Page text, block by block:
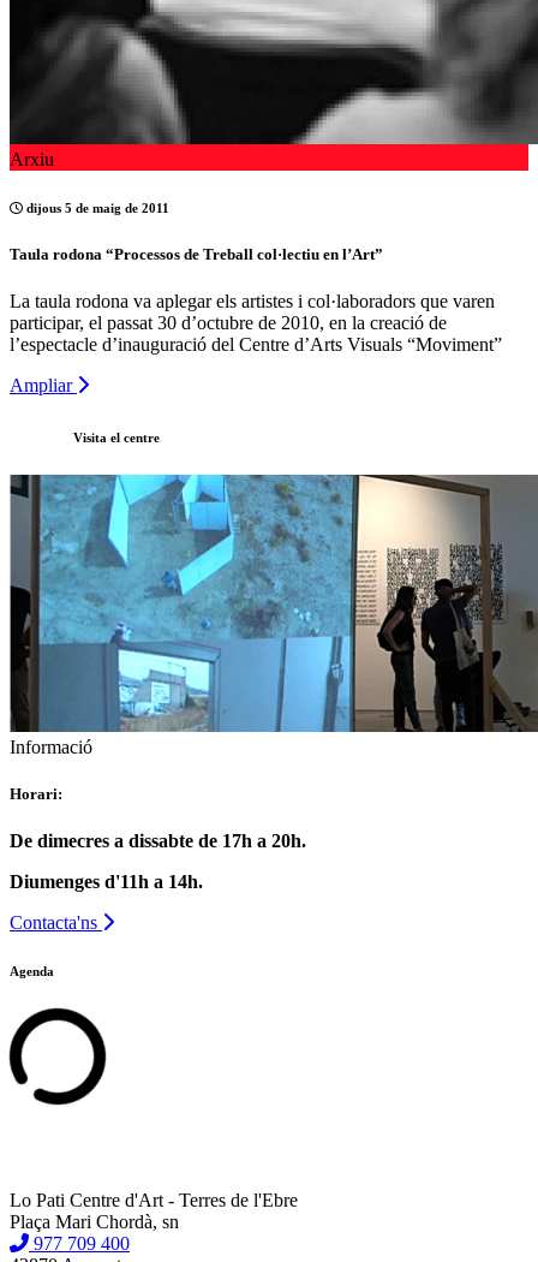
Arxiu
dijous 5 de maig de 2011
Taula rodona “Processos de Treball col·lectiu en l’Art”
La taula rodona va aplegar els artistes i col·laboradors que varen
participar, el passat 30 d’octubre de 2010, en la creació de
l’espectacle d’inauguració del Centre d’Arts Visuals “Moviment”
Ampliar
Visita el centre
Informació
Horari:
De dimecres a dissabte de 17h a 20h.
Diumenges d'11h a 14h.
Contacta'ns
Agenda
Lo Pati Centre d'Art - Terres de l'Ebre
Plaça Mari Chordà, sn
977 709 400